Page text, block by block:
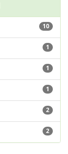
10
1
1
1
2
2